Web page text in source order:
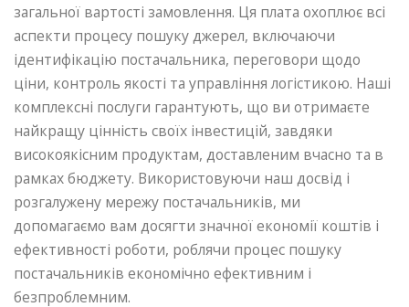
загальної вартості замовлення. Ця плата охоплює всі
аспекти процесу пошуку джерел, включаючи
ідентифікацію постачальника, переговори щодо
ціни, контроль якості та управління логістикою. Наші
комплексні послуги гарантують, що ви отримаєте
найкращу цінність своїх інвестицій, завдяки
високоякісним продуктам, доставленим вчасно та в
рамках бюджету. Використовуючи наш досвід і
розгалужену мережу постачальників, ми
допомагаємо вам досягти значної економії коштів і
ефективності роботи, роблячи процес пошуку
постачальників економічно ефективним і
безпроблемним.